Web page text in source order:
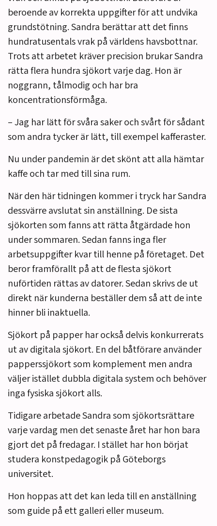
beroende av korrekta uppgifter för att undvika
grundstötning. Sandra berättar att det finns
hundratusentals vrak på världens havsbottnar.
Trots att arbetet kräver precision brukar Sandra
rätta flera hundra sjökort varje dag. Hon är
noggrann, tålmodig och har bra
koncentrationsförmåga.
– Jag har lätt för svåra saker och svårt för sådant
som andra tycker är lätt, till exempel kafferaster.
Nu under pandemin är det skönt att alla hämtar
kaffe och tar med till sina rum.
När den här tidningen kommer i tryck har Sandra
dessvärre avslutat sin anställning. De sista
sjökorten som fanns att rätta åtgärdade hon
under sommaren. Sedan fanns inga fler
arbetsuppgifter kvar till henne på företaget. Det
beror framförallt på att de flesta sjökort
nuförtiden rättas av datorer. Sedan skrivs de ut
direkt när kunderna beställer dem så att de inte
hinner bli inaktuella.
Sjökort på papper har också delvis konkurrerats
ut av digitala sjökort. En del båtförare använder
papperssjökort som komplement men andra
väljer istället dubbla digitala system och behöver
inga fysiska sjökort alls.
Tidigare arbetade Sandra som sjökortsrättare
varje vardag men det senaste året har hon bara
gjort det på fredagar. I stället har hon börjat
studera konstpedagogik på Göteborgs
universitet.
Hon hoppas att det kan leda till en anställning
som guide på ett galleri eller museum.